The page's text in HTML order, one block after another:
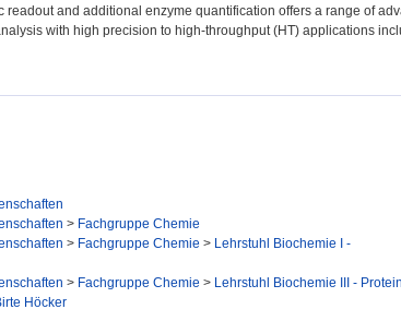
and additional enzyme quantification offers a range of
with high precision to high-throughput (HT) applications
> Fachgruppe Chemie
> Fachgruppe Chemie > Lehrstuhl Biochemie I -
> Fachgruppe Chemie > Lehrstuhl Biochemie III -
Höcker